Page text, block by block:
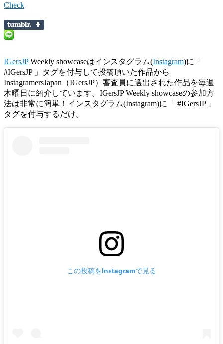
Check
IGersJPWeekly showcaseはインスタグラム(Instagram)に「
#IGersJP 」タグを付与して投稿頂いた作品から
InstagramersJapan（IGersJP）審査員に選出された作品を毎週
木曜日に紹介しています。IGersJP Weekly showcaseの参加方
法は非常に簡単！インスタグラム(Instagram)に「 #IGersJP 」
タグを付与するだけ。
この投稿をInstagramで見る